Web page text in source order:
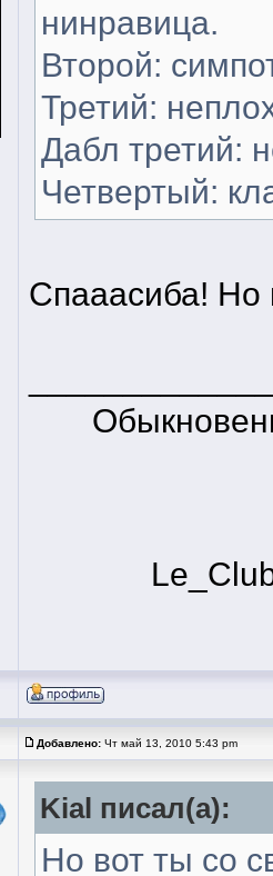
нинравица.
Второй:
Третий:
Дабл третий:
Четвертый:
Спааасиба! Но
Добавлено: Чт май 13, 2010 5:43 pm
Kial писал(а):
Но вот ты со